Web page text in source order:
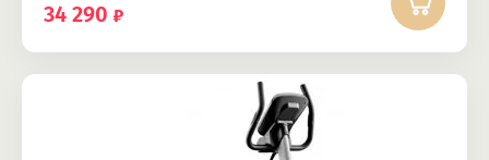
34 290